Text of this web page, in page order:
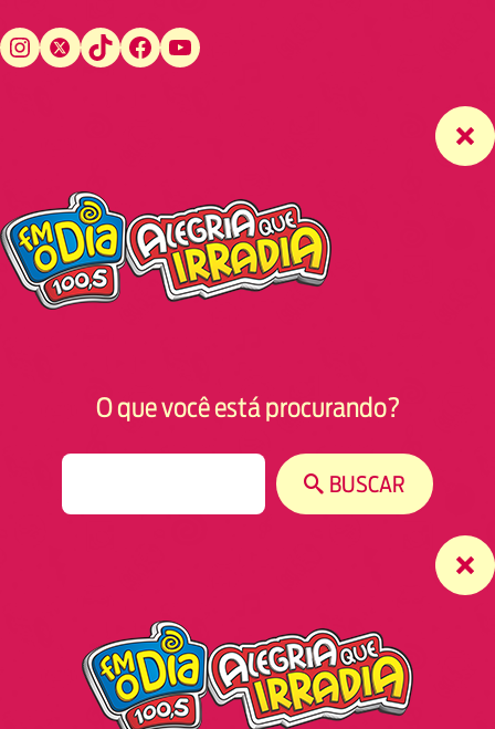
Instagram Twitter TikTok Facebook YouTube
O que você está procurando?
BUSCAR